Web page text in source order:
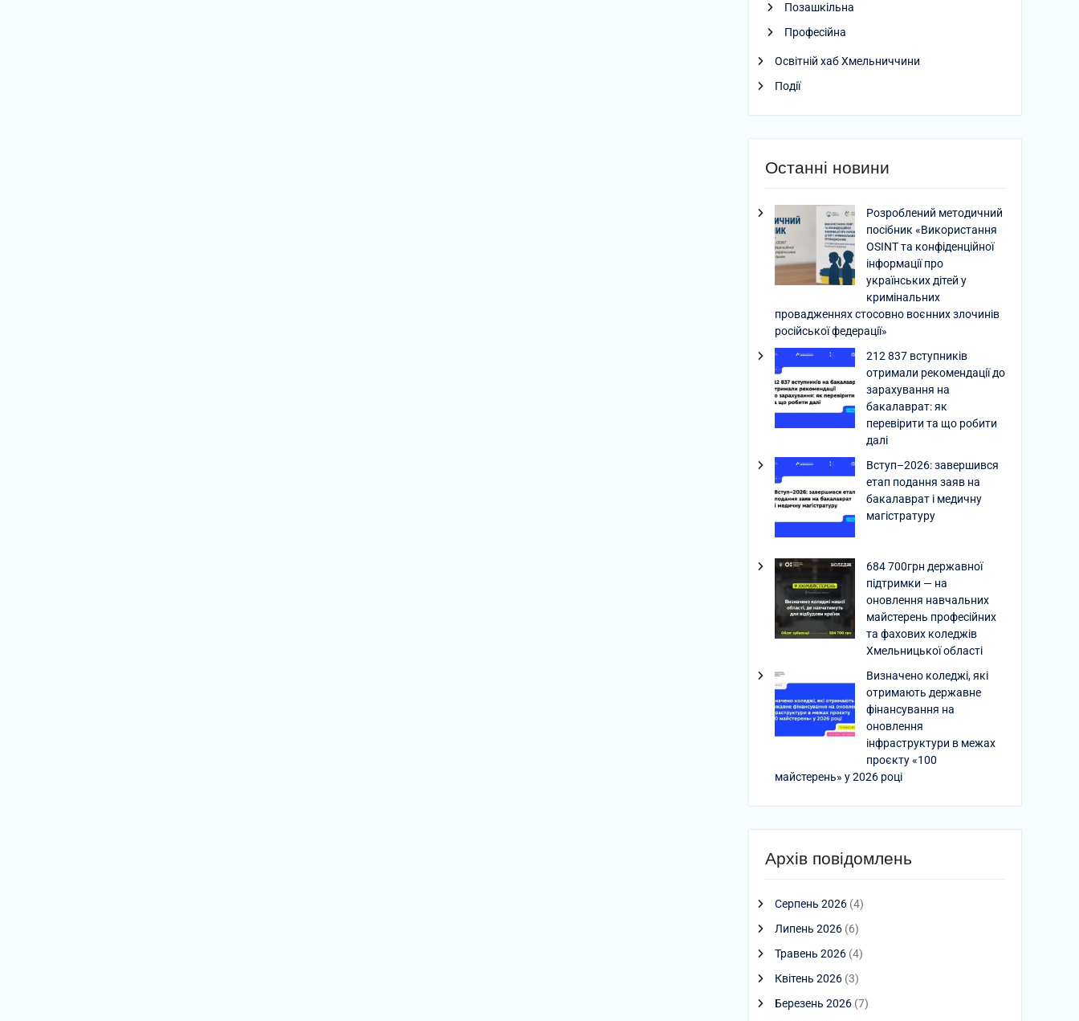
Позашкільна
Професійна
Освітній хаб Хмельниччини
Події
Останні новини
Розроблений методичний
посібник «Використання
OSINT та конфіденційної
інформації про
українських дітей у
кримінальних
провадженнях стосовно воєнних злочинів
російської федерації»
212 837 вступників
отримали рекомендації до
зарахування на
бакалаврат: як
перевірити та що робити
далі
Вступ–2026: завершився
етап подання заяв на
бакалаврат і медичну
магістратуру
684 700грн державної
підтримки — на
оновлення навчальних
майстерень професійних
та фахових коледжів
Хмельницької області
Визначено коледжі, які
отримають державне
фінансування на
оновлення
інфраструктури в межах
проєкту «100
майстерень» у 2026 році
Архів повідомлень
Серпень 2026 (4)
Липень 2026 (6)
Травень 2026 (4)
Квітень 2026 (3)
Березень 2026 (7)